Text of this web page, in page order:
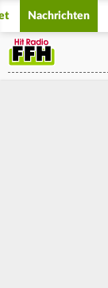
Nachrichten